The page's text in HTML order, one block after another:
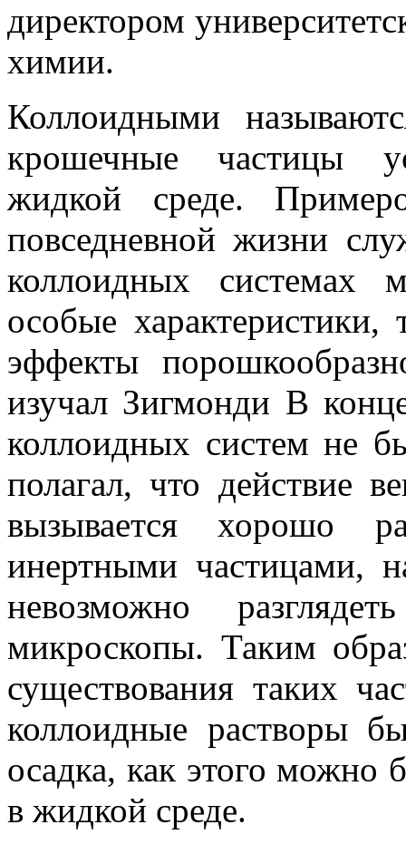
директором
химии.
Коллоидными
крошечные частицы
жидкой среде.
повседневной жизни
коллоидных системах
особые
эффекты
изучал Зигмонди В
коллоидных систем не
полагал, что действие
вызывается хорошо
инертными частицами,
невозможно
микроскопы. Таким
существования таких
коллоидные растворы
осадка, как этого можно
в жидкой среде.